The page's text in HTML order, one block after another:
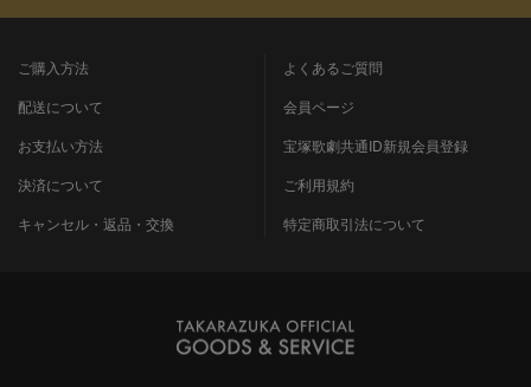
ご購入方法
配送について
お支払い方法
決済について
キャンセル・返品・交換
よくあるご質問
会員ページ
宝塚歌劇共通ID新規会員登録
ご利用規約
特定商取引法について